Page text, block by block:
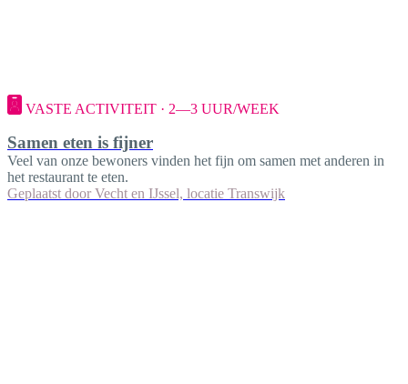
VASTE ACTIVITEIT · 2—3 UUR/WEEK
Samen eten is fijner
Veel van onze bewoners vinden het fijn om samen met anderen in
het restaurant te eten.
Geplaatst door Vecht en IJssel, locatie Transwijk